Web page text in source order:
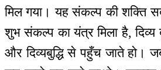
मिल गया। यह संकल्प की शक्ति
शुभ संकल्प का यंत्र मिला है, दिव्य
और दिव्यबुद्धि से पहुँच जाते हो।